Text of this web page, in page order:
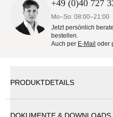
+49 (0)40 727
Mo–So: 08:00–21:00
Jetzt persönlich
bestellen.
Auch per E-Mail oder
PRODUKTDETAILS
DOKUMENTE &